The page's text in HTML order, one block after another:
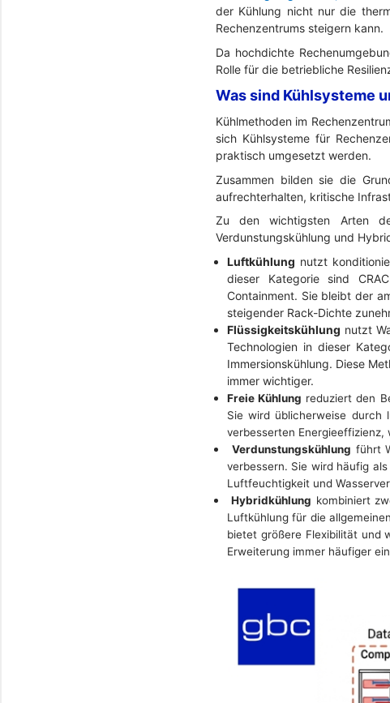
der Kühlung nicht nur die
Rechenzentrums steigern kann.
Da hochdichte
Rolle für die betriebliche
Was sind Kühlsysteme
Kühlmethoden im
sich Kühlsysteme für
praktisch umgesetzt werden.
Zusammen bilden sie die
aufrechterhalten, kritische
Zu den wichtigsten Arten
Verdunstungskühlung und
Luftkühlung nutzt
dieser Kategorie sind
Containment. Sie bleibt der
steigender Rack-Dichte
Flüssigkeitskühlung nutzt
Technologien in dieser
Immersionskühlung. Diese
immer wichtiger.
Freie Kühlung reduziert den
Sie wird üblicherweise durch
verbesserten Energieeffizienz,
Verdunstungskühlung führt
verbessern. Sie wird häufig
Luftfeuchtigkeit und
Hybridkühlung kombiniert
Luftkühlung für die
bietet größere Flexibilität und
Erweiterung immer häufiger